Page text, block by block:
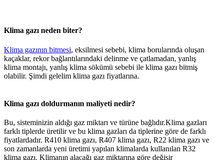
Klima gazı neden biter?
Klima gazının bitmesi, eksilmesi sebebi, klima borularında oluşan
kaçaklar, rekor bağlantılarındaki delinme ve çatlamadan, yanlış
klima montajı, yanlış klima sökümü sebebi ile klima gazı bitmiş
olabilir. Şimdi gelelim klima gazı fiyatlarına.
Klima gazı doldurmanın maliyeti nedir?
Bu, sisteminizin aldığı gaz miktarı ve türüne bağlıdır.Klima gazları
farklı tiplerde üretilir ve bu klima gazları da tiplerine göre de farklı
fiyatlardadır. R410 klima gazı, R407 klima gazı, R22 klima gazı ve
son zamanlarda yeni üretimi yapılan klimalarda kullanılan R32
klima gazı. Klimanın alacağı gaz miktarına göre değişir